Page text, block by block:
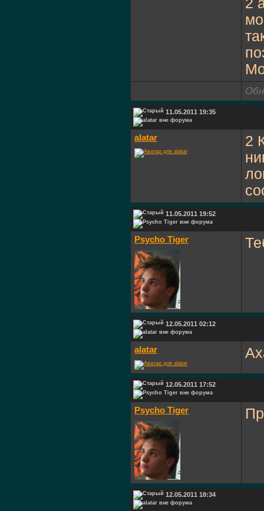
2
11.05.2011 19:35
alatar
2
11.05.2011 19:52
Psycho Tiger
12.05.2011 02:12
alatar
12.05.2011 17:52
Psycho Tiger
12.05.2011 18:34